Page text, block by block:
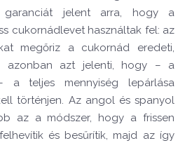
garanciát jelent arra, hogy a
cukornádlevet használtak fel: az
megőriz a cukornád eredeti,
azonban azt jelenti, hogy – a
a teljes mennyiség lepárlása
történjen. Az angol és spanyol
az a módszer, hogy a frissen
és besűrítik, majd az így